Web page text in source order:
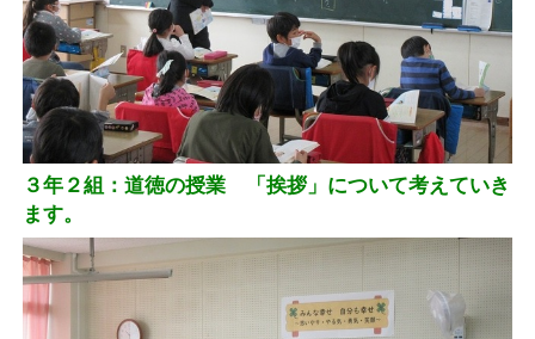
３年２組：道徳の授業 「挨拶」について考えていき
ます。